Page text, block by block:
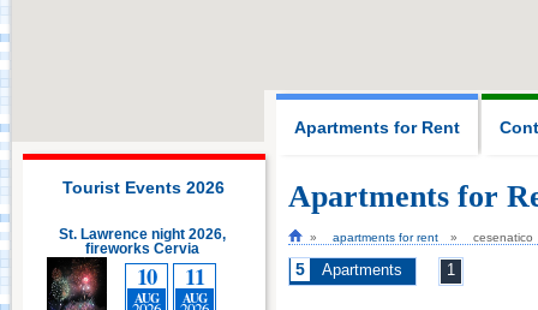
Apartments for Rent
Tourist Events 2026
St. Lawrence night 2026,
fireworks Cervia
10
AUG
11
AUG
St. Lawrence night 2026,
fireworks Cervia
10 11
Parco Oltremare -
Fiabilandia Rimini
Apartments for
apartments for rent cesenatico
5 Apartments 1